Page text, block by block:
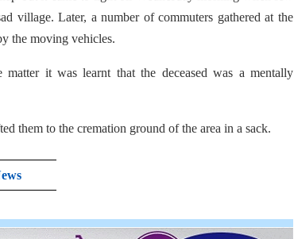
village. Later, a number of commuters gathered at the
the moving vehicles.
it was learnt that the deceased was a mentally
them to the cremation ground of the area in a sack.